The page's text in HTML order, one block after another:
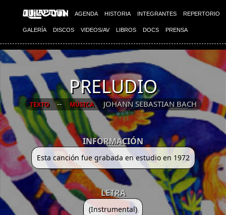
AGENDA HISTORIA INTEGRANTES REPERTORIO
GALERÍA DISCOS VIDEOS/AV LIBROS DOCS PRENSA
PRELUDIO
TEXTO -- MÚSICA JOHANN SEBASTIAN BACH
INFORMACIÓN
Esta canción fue grabada en estudio en 1972
LETRA
(Instrumental)